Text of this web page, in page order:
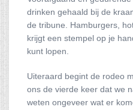
drinken gehaald bij de
de tribune. Hamburgers,
krijgt een stempel op je
kunt lopen.
Uiteraard begint de rodeo
ons de vierde keer dat we
weten ongeveer wat er